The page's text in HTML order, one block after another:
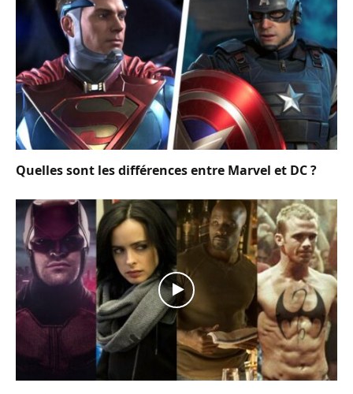
Quelles sont les différences entre Marvel et DC ?